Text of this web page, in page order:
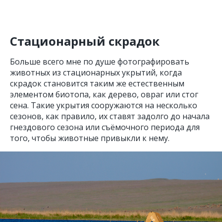
Стационарный скрадок
Больше всего мне по душе фотографировать
животных из стационарных укрытий, когда
скрадок становится таким же естественным
элементом биотопа, как дерево, овраг или стог
сена. Такие укрытия сооружаются на несколько
сезонов, как правило, их ставят задолго до начала
гнездового сезона или съёмочного периода для
того, чтобы животные привыкли к нему.